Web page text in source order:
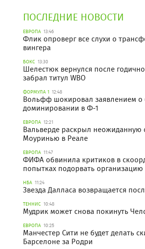
ПОСЛЕДНИЕ НОВОСТИ
ЕВРОПА 13:46
Флик опроверг все слухи о
вингера
БОКС 13:30
Шелестюк вернулся после
забрал титул WBO
ФОРМУЛА 1 12:48
Вольфф шокировал заявлением о
доминировании в Ф-1
ЕВРОПА 12:21
Вальверде раскрыл неожиданную
Моуринью в Реале
ЕВРОПА 11:47
ФИФА обвинила критиков в
попытках подорвать организацию
НБА 11:24
Звезда Далласа возвращается
ТЕННИС 10:48
Мудрик может снова покинуть
ЕВРОПА 10:25
Манчестер Сити не будет делать
Барселоне за Родри